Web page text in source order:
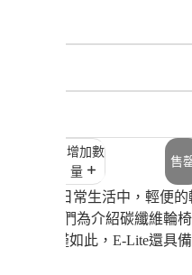
增加數
量
售
在日常生活中，輕便
我們為介紹碳纖維輪椅
不僅如此， E-Lite還具